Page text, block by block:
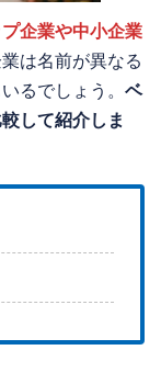
企業や中小企業
は名前が異なる
るでしょう。 ベ
して紹介しま